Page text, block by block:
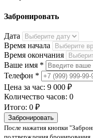
Забронировать
Дата
Время начала
Время окончания
Ваше имя *
Телефон *
Цена за час: 9 000 ₽
Количество часов: 0
Итого: 0 ₽
После нажатия кнопки